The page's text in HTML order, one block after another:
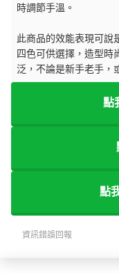
時調節手溫。
此商品的效能表現可說
四色可供選擇，造型時
泛，不論是新手老手，
點
點
資訊錯誤回報